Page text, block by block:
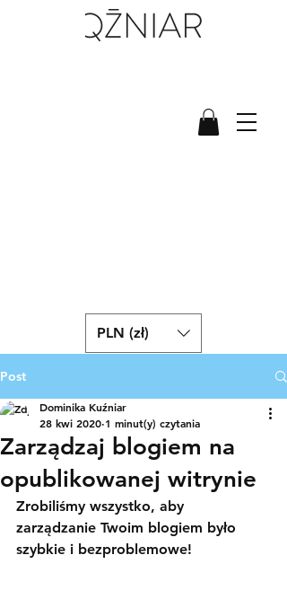
PLN (zł)
Post
Zarządzaj blogiem na
opublikowanej witrynie
Dominika Kuźniar
28 kwi 2020 1 minut(y) czytania
Zrobiliśmy wszystko, aby
zarządzanie Twoim blogiem było
szybkie i bezproblemowe!